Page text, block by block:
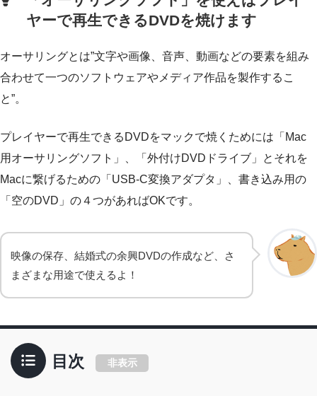
ヤーで再生できるDVDを焼けます
オーサリングとは”文字や画像、音声、動画などの要素を組み
合わせて一つのソフトウェアやメディア作品を製作するこ
と”。
プレイヤーで再生できるDVDをマックで焼くためには「Mac
用オーサリングソフト」、「外付けDVDドライブ」とそれを
Macに繋げるための「USB-C変換アダプタ」、書き込み用の
「空のDVD」の４つがあればOKです。
映像の保存、結婚式の余興DVDの作成など、さ
まざまな用途で使えるよ！
目次 非表示